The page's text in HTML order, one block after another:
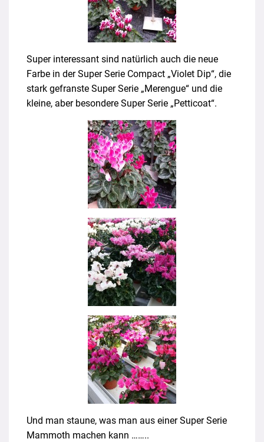
Super interessant sind natürlich auch die neue
Farbe in der Super Serie Compact „Violet Dip“, die
stark gefranste Super Serie „Merengue“ und die
kleine, aber besondere Super Serie „Petticoat“.
Und man staune, was man aus einer Super Serie
Mammoth machen kann ……..